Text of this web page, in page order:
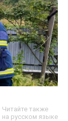
Читайте также
на русском языке